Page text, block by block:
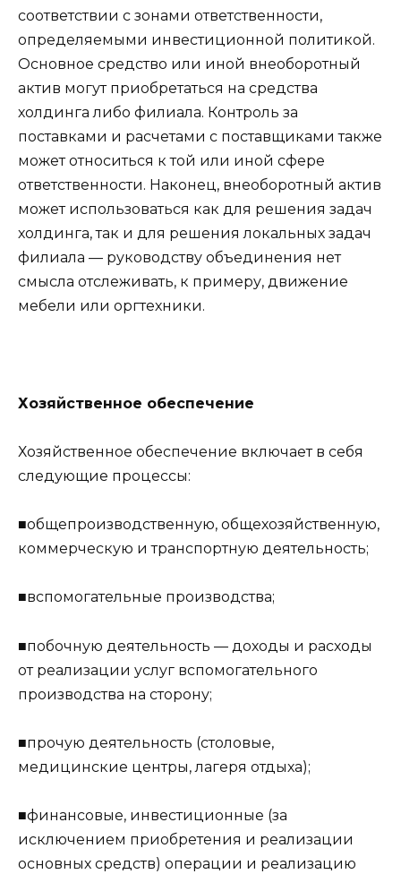
соответствии с зонами ответственности,
определяемыми инвестиционной политикой.
Основное средство или иной внеоборотный
актив могут приобретаться на средства
холдинга либо филиала. Контроль за
поставками и расчетами с поставщиками также
может относиться к той или иной сфере
ответственности. Наконец, внеоборотный актив
может использоваться как для решения задач
холдинга, так и для решения локальных задач
филиала — руководству объединения нет
смысла отслеживать, к примеру, движение
мебели или оргтехники.
Хозяйственное обеспечение
Хозяйственное обеспечение включает в себя
следующие процессы:
■общепроизводственную, общехозяйственную,
коммерческую и транспортную деятельность;
■вспомогательные производства;
■побочную деятельность — доходы и расходы
от реализации услуг вспомогательного
производства на сторону;
■прочую деятельность (столовые,
медицинские центры, лагеря отдыха);
■финансовые, инвестиционные (за
исключением приобретения и реализации
основных средств) операции и реализацию